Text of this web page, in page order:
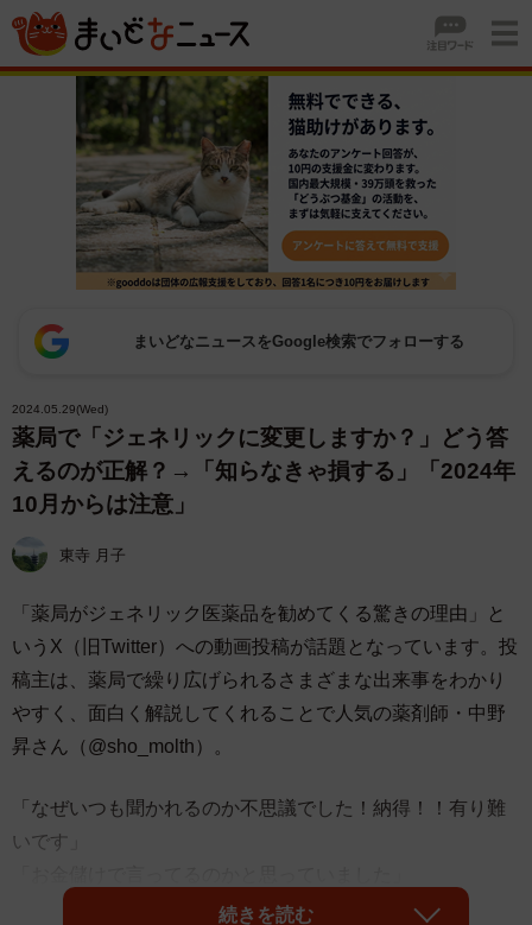
まいどなニュースをGoogle検索でフォローする
2024.05.29(Wed)
薬局で「ジェネリックに変更しますか？」どう答
えるのが正解？→「知らなきゃ損する」「2024年
10月からは注意」
東寺 月子
「薬局がジェネリック医薬品を勧めてくる驚きの理由」と
いうX（旧Twitter）への動画投稿が話題となっています。投
稿主は、薬局で繰り広げられるさまざまな出来事をわかり
やすく、面白く解説してくれることで人気の薬剤師・中野
昇さん（@sho_molth）。
「なぜいつも聞かれるのか不思議でした！納得！！有り難
いです」
続きを読む